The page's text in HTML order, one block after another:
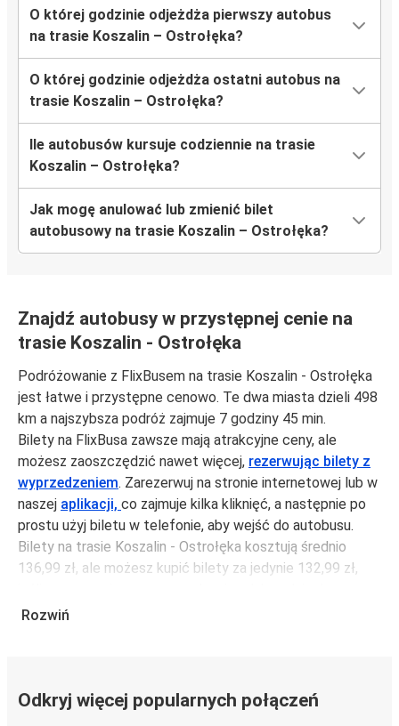
O której godzinie odjeżdża pierwszy autobus
na trasie Koszalin – Ostrołęka?
O której godzinie odjeżdża ostatni autobus na
trasie Koszalin – Ostrołęka?
Ile autobusów kursuje codziennie na trasie
Koszalin – Ostrołęka?
Jak mogę anulować lub zmienić bilet
autobusowy na trasie Koszalin – Ostrołęka?
Znajdź autobusy w przystępnej cenie na
trasie Koszalin - Ostrołęka
Podróżowanie z FlixBusem na trasie Koszalin - Ostrołęka
jest łatwe i przystępne cenowo. Te dwa miasta dzieli 498
km a najszybsza podróż zajmuje 7 godziny 45 min.
Bilety na FlixBusa zawsze mają atrakcyjne ceny, ale
możesz zaoszczędzić nawet więcej, rezerwując bilety z
wyprzedzeniem. Zarezerwuj na stronie internetowej lub w
naszej aplikacji, co zajmuje kilka kliknięć, a następnie po
prostu użyj biletu w telefonie, aby wejść do autobusu.
Bilety na trasie Koszalin - Ostrołęka kosztują średnio
136,99 zł, ale możesz kupić bilety za jedynie 132,99 zł,
unikając weekendów i świąt. Aby podróżować szybko,
Rozwiń
Odkryj więcej popularnych połączeń